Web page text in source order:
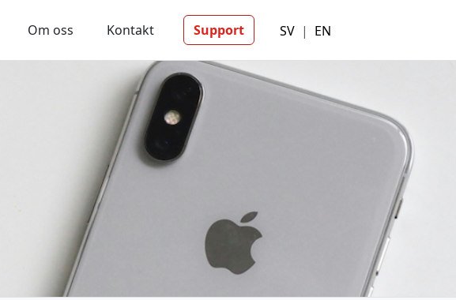
Om oss Kontakt Support SV | EN